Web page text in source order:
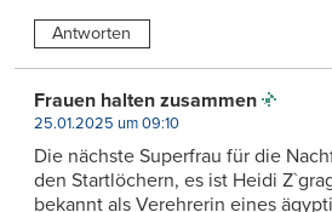
Antworten
Frauen halten zusammen
25.01.2025 um 09:10
Die nächste Superfrau für die
den Startlöchern, es ist Heidi
bekannt als Verehrerin eines